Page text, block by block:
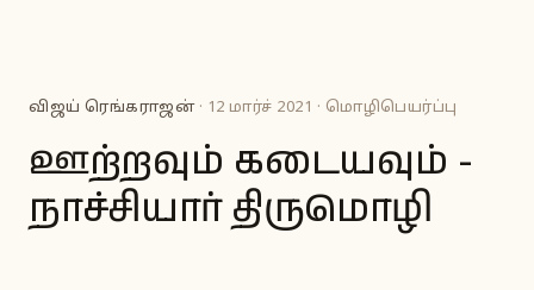
விஜய் ரெங்கராஜன்· 12 மார்ச் 2021 · மொழிபெயர்ப்பு
ஊற்றவும் கடையவும் -
நாச்சியார் திருமொழி